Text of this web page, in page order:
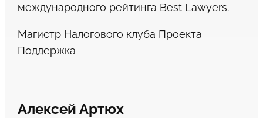
международного рейтинга Best Lawyers.
Магистр Налогового клуба Проекта
Поддержка
Алексей Артюх